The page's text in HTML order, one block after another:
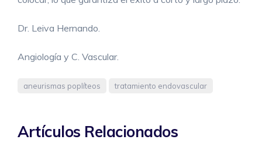
Dr. Leiva Hernando.
Angiología y C. Vascular.
aneurismas poplíteos tratamiento endovascular
Artículos Relacionados